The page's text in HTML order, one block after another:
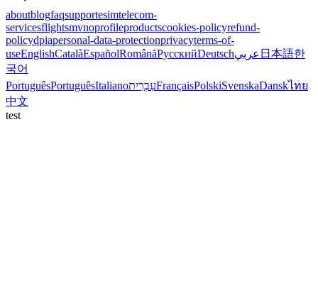
aboutblogfaqsupportesimtelecom-
servicesflightsmvnoprofileproductscookies-policyrefund-
policydpiapersonal-data-protectionprivacyterms-of-
useEnglishCatalàEspañolRomânăРусскийDeutschعربي 日本語한
국어
PortuguêsPortuguêsItalianoעִבְרִיתFrançaisPolskiSvenskaDanskไทย
中文
test